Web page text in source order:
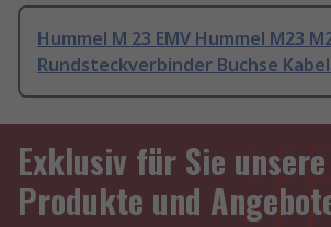
Hummel M 23 EMV Hummel M23
Rundsteckverbinder Buchse
Exklusiv für Sie
Produkte und